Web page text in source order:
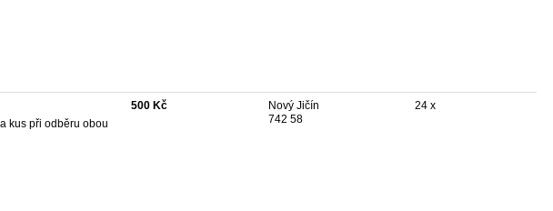
kus při odběru obou
500 Kč
Nový Jičín
742 58
24 x